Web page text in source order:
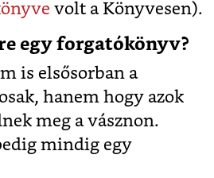
volt a Könyvesen).
egy forgatókönyv?
is elsősorban a
hanem hogy azok
meg a vásznon.
mindig egy